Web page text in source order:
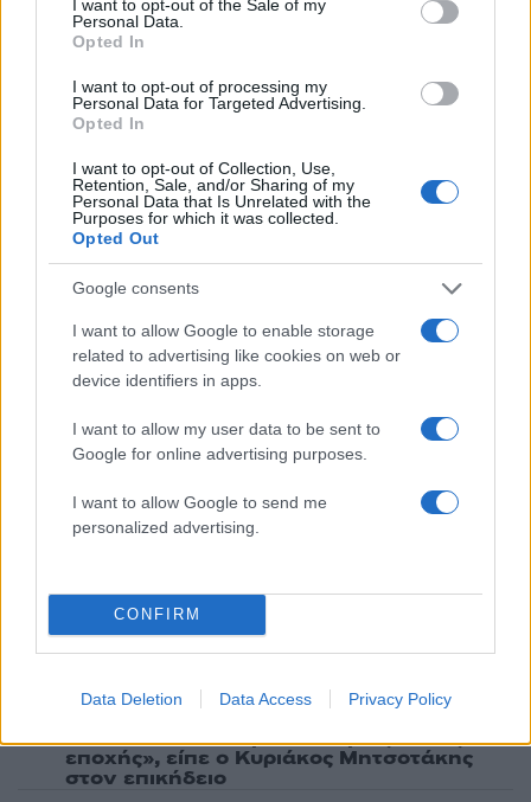
I want to opt-out of the Sale of my
Personal Data.
Opted In
I want to opt-out of processing my
Personal Data for Targeted Advertising.
Opted In
I want to opt-out of Collection, Use,
Retention, Sale, and/or Sharing of my
Personal Data that Is Unrelated with the
Purposes for which it was collected.
Opted Out
Google consents
I want to allow Google to enable storage
related to advertising like cookies on web or
device identifiers in apps.
I want to allow my user data to be sent to
Google for online advertising purposes.
I want to allow Google to send me
personalized advertising.
CONFIRM
Data Deletion Data Access Privacy Policy
Πιο δημοφιλή
η πλατφόρμα – Ποια ΑΦΜ προηγούνται
στις αιτήσεις
ταξίδι στην Αράχωβα – Όσα ισχυρίστηκε ο
26χρονος για τον θάνατο της Βρετανίδας
Η φωτιά στη Δυτική Αττική, από την
κορυφή του Κιθαιρώνα – Το εντυπωσιακό
timelapse βίντεο
Νέο κύμα ζέστης από το Σαββατοκύριακο
με 40άρια - Πολύ υψηλός κίνδυνος
πυρκαγιάς σε Αττική, Εύβοια, Λέσβο και
Χίο σήμερα
εντοπίζουν την τσάντα Hermès και το
Rolex όπου άρπαξε Έλληνας οδηγός από
Ουκρανό τουρίστα
180 Μητσοτάκης στην υπογραφή συμφωνίας
για την ηλεκτρική διασύνδεση Ελλάδας –
Κύπρου: «Ισχυρή ψήφος εμπιστοσύνης» η
είσοδος της Meridiam στην GSI
Το τελευταίο αντίο στον Γιάννη
εκείνο το σπάνιο μέταλλο μιας άλλης
εποχής», είπε ο Κυριάκος Μητσοτάκης
στον επικήδειο